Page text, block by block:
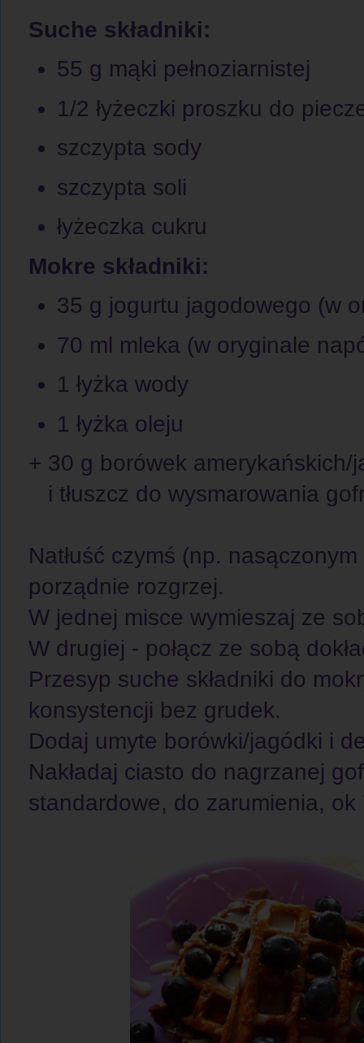
Suche składniki:
55 g mąki pełnoziarnistej
1/2 łyżeczki proszku do
szczypta sody
szczypta soli
łyżeczka cukru
Mokre składniki:
35 g jogurtu jagodowego (w
70 ml mleka (w oryginale
1 łyżka wody
1 łyżka oleju
+ 30 g borówek amerykańskich/
i tłuszcz do wysmarowania
Natłuść czymś (np.
porządnie rozgrzej.
W jednej misce wymieszaj ze
W drugiej - połącz ze sobą
Przesyp suche składniki do
konsystencji bez grudek.
Dodaj umyte borówki/jagódki i
Nakładaj ciasto do nagrzanej
standardowe, do zarumienia, ok